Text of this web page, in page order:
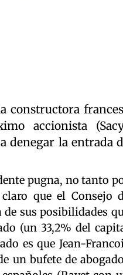
constructora
accionista
denegar la entrada
pugna, no tanto
que el Consejo
sus posibilidades
(un 33,2% del
es que Jean-
un bufete de